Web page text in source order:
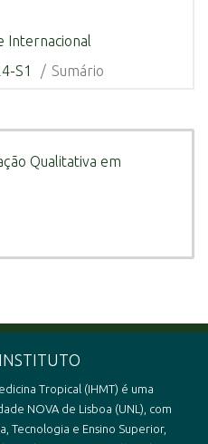
Internacional
S1
Sumário
Qualitativa em
Tropical (IHMT) é uma
NOVA de Lisboa (UNL), com
Tecnologia e Ensino Superior,